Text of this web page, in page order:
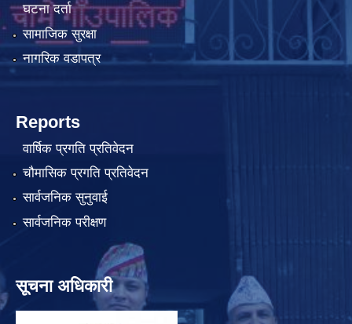
घटना दर्ता
सामाजिक सुरक्षा
नागरिक वडापत्र
Reports
वार्षिक प्रगति प्रतिवेदन
चौमासिक प्रगति प्रतिवेदन
सार्वजनिक सुनुवाई
सार्वजनिक परीक्षण
सूचना अधिकारी